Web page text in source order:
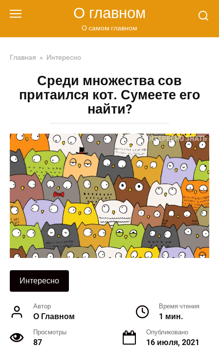
О главном
О самом главном
Главная » Интересно
Среди множества сов
притаился кот. Сумеете его
найти?
Интересно
Автор
О Главном
Время чтения
1 мин.
Просмотры
87
Опубликовано
16 июля, 2021